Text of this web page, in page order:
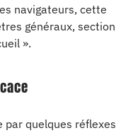
navigateurs, cette
généraux, section
».
par quelques réflexes